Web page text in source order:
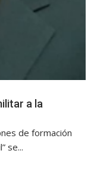
a la
de formación
se...